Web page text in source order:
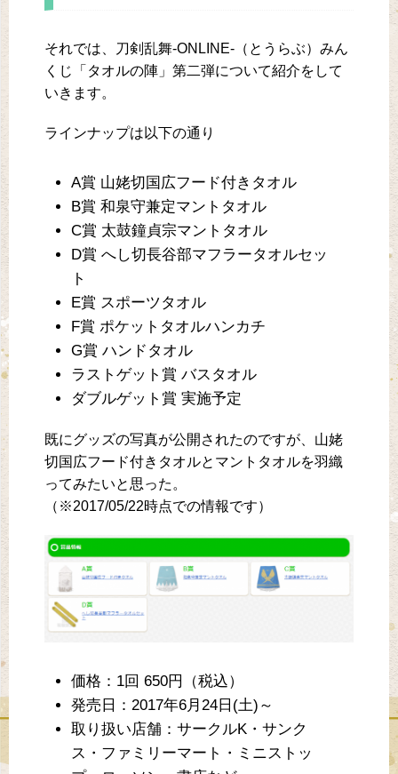
それでは、刀剣乱舞-ONLINE-（とうらぶ）みん
くじ「タオルの陣」第二弾について紹介をして
いきます。
ラインナップは以下の通り
A賞 山姥切国広フード付きタオル
B賞 和泉守兼定マントタオル
C賞 太鼓鐘貞宗マントタオル
D賞 へし切長谷部マフラータオルセッ
ト
E賞 スポーツタオル
F賞 ポケットタオルハンカチ
G賞 ハンドタオル
ラストゲット賞 バスタオル
ダブルゲット賞 実施予定
既にグッズの写真が公開されたのですが、山姥
切国広フード付きタオルとマントタオルを羽織
ってみたいと思った。
（※2017/05/22時点での情報です）
価格：1回 650円（税込）
発売日：2017年6月24日(土)～
取り扱い店舗：サークルK・サンク
ス・ファミリーマート・ミニストッ